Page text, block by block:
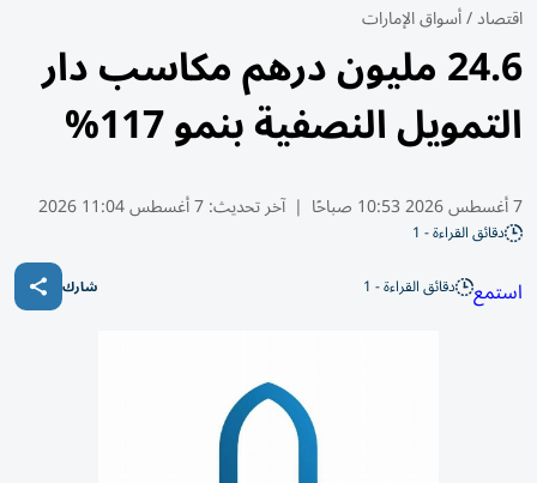
اقتصاد/أسواق الإمارات
24.6 مليون درهم مكاسب دار
التمويل النصفية بنمو 117%
7 أغسطس 2026 10:53 صباحًا | آخر تحديث:7 أغسطس 11:04 2026
دقائق القراءة - 1
استمع دقائق القراءة - 1 شارك